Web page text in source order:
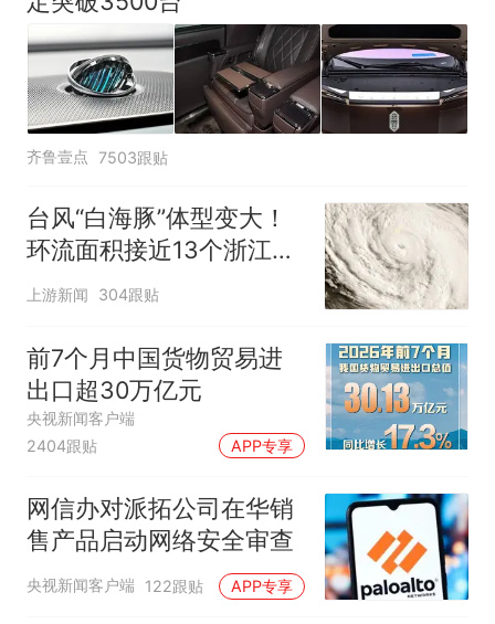
齐鲁壹点 7503跟贴
台风“白海豚”体型变大！
环流面积接近13个浙江那
么大
上游新闻 304跟贴
前7个月中国货物贸易进
出口超30万亿元
央视新闻客户端
2404跟贴
APP专享
网信办对派拓公司在华销
售产品启动网络安全审查
央视新闻客户端 122跟贴 APP专享